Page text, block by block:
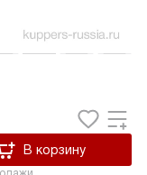
В корзину